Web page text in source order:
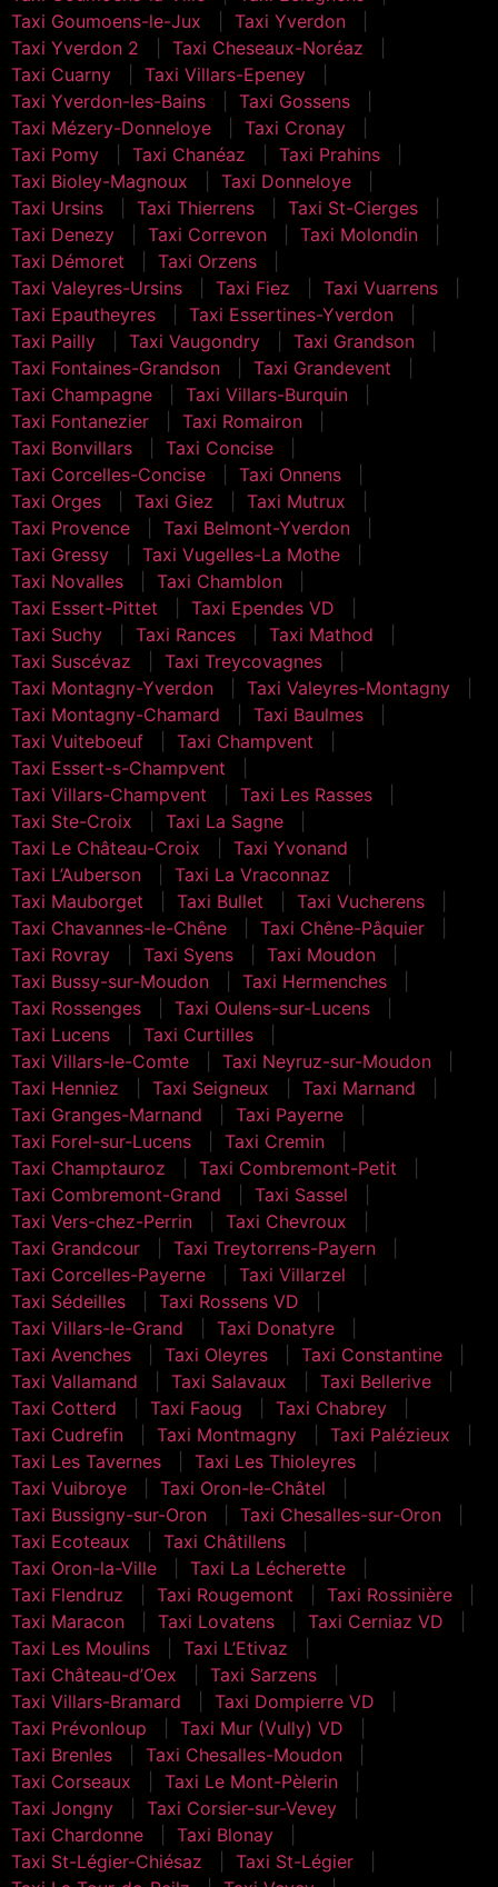
Taxi Goumoens-le-Jux
Taxi Yverdon
Taxi Yverdon 2
Taxi Cheseaux-Noréaz
Taxi Cuarny
Taxi Villars-Epeney
Taxi Yverdon-les-Bains
Taxi Gossens
Taxi Mézery-Donneloye
Taxi Cronay
Taxi Pomy
Taxi Chanéaz
Taxi Prahins
Taxi Bioley-Magnoux
Taxi Donneloye
Taxi Ursins
Taxi Thierrens
Taxi St-Cierges
Taxi Denezy
Taxi Correvon
Taxi Molondin
Taxi Démoret
Taxi Orzens
Taxi Valeyres-Ursins
Taxi Fiez
Taxi Vuarrens
Taxi Epautheyres
Taxi Essertines-Yverdon
Taxi Pailly
Taxi Vaugondry
Taxi Grandson
Taxi Fontaines-Grandson
Taxi Grandevent
Taxi Champagne
Taxi Villars-Burquin
Taxi Fontanezier
Taxi Romairon
Taxi Bonvillars
Taxi Concise
Taxi Corcelles-Concise
Taxi Onnens
Taxi Orges
Taxi Giez
Taxi Mutrux
Taxi Provence
Taxi Belmont-Yverdon
Taxi Gressy
Taxi Vugelles-La Mothe
Taxi Novalles
Taxi Chamblon
Taxi Essert-Pittet
Taxi Ependes VD
Taxi Suchy
Taxi Rances
Taxi Mathod
Taxi Suscévaz
Taxi Treycovagnes
Taxi Montagny-Yverdon
Taxi Valeyres-Montagny
Taxi Montagny-Chamard
Taxi Baulmes
Taxi Vuiteboeuf
Taxi Champvent
Taxi Essert-s-Champvent
Taxi Villars-Champvent
Taxi Les Rasses
Taxi Ste-Croix
Taxi La Sagne
Taxi Le Château-Croix
Taxi Yvonand
Taxi L’Auberson
Taxi La Vraconnaz
Taxi Mauborget
Taxi Bullet
Taxi Vucherens
Taxi Chavannes-le-Chêne
Taxi Chêne-Pâquier
Taxi Rovray
Taxi Syens
Taxi Moudon
Taxi Bussy-sur-Moudon
Taxi Hermenches
Taxi Rossenges
Taxi Oulens-sur-Lucens
Taxi Lucens
Taxi Curtilles
Taxi Villars-le-Comte
Taxi Neyruz-sur-Moudon
Taxi Henniez
Taxi Seigneux
Taxi Marnand
Taxi Granges-Marnand
Taxi Payerne
Taxi Forel-sur-Lucens
Taxi Cremin
Taxi Champtauroz
Taxi Combremont-Petit
Taxi Combremont-Grand
Taxi Sassel
Taxi Vers-chez-Perrin
Taxi Chevroux
Taxi Grandcour
Taxi Treytorrens-Payern
Taxi Corcelles-Payerne
Taxi Villarzel
Taxi Sédeilles
Taxi Rossens VD
Taxi Villars-le-Grand
Taxi Donatyre
Taxi Avenches
Taxi Oleyres
Taxi Constantine
Taxi Vallamand
Taxi Salavaux
Taxi Bellerive
Taxi Cotterd
Taxi Faoug
Taxi Chabrey
Taxi Cudrefin
Taxi Montmagny
Taxi Palézieux
Taxi Les Tavernes
Taxi Les Thioleyres
Taxi Vuibroye
Taxi Oron-le-Châtel
Taxi Bussigny-sur-Oron
Taxi Chesalles-sur-Oron
Taxi Ecoteaux
Taxi Châtillens
Taxi Oron-la-Ville
Taxi La Lécherette
Taxi Flendruz
Taxi Rougemont
Taxi Rossinière
Taxi Maracon
Taxi Lovatens
Taxi Cerniaz VD
Taxi Les Moulins
Taxi L’Etivaz
Taxi Château-d’Oex
Taxi Sarzens
Taxi Villars-Bramard
Taxi Dompierre VD
Taxi Prévonloup
Taxi Mur (Vully) VD
Taxi Brenles
Taxi Chesalles-Moudon
Taxi Corseaux
Taxi Le Mont-Pèlerin
Taxi Jongny
Taxi Corsier-sur-Vevey
Taxi Chardonne
Taxi Blonay
Taxi St-Légier-Chiésaz
Taxi St-Légier